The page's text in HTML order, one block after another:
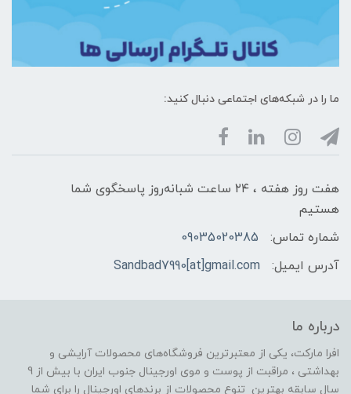
ما را در شبکه‌های اجتماعی دنبال کنید:
هفت روز هفته ، ۲۴ ساعت شبانه‌روز پاسخگوی شما
هستیم
شماره تماس:
09035020385
آدرس ایمیل:
Sandbad7990[at]gmail.com
درباره ما
افرا مارکت، یکی از معتبرترین فروشگاه‌های محصولات آرایشی و
بهداشتی ، مراقبت از پوست و موی اورجینال جنوب ایران با بیش از 9
سال سابقه بهترین تنوع محصولات از برندهای اورجینال را برای شما